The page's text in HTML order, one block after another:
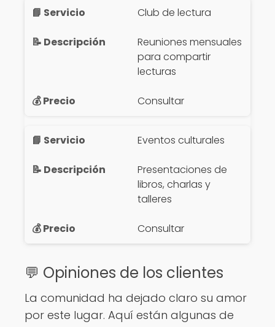
Club de lectura
Reuniones mensuales
para compartir
lecturas
Consultar
Eventos culturales
Presentaciones de
libros, charlas y
talleres
Consultar
💬 Opiniones de los clientes
La comunidad ha dejado claro su amor
por este lugar. Aquí están algunas de